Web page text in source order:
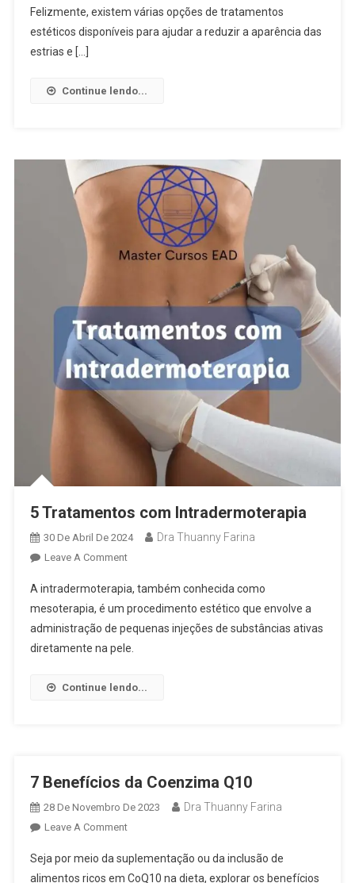
Felizmente, existem várias opções de tratamentos
estéticos disponíveis para ajudar a reduzir a aparência das
estrias e […]
Continue lendo...
5 Tratamentos com Intradermoterapia
30 De Abril De 2024 Dra Thuanny Farina
Leave A Comment
A intradermoterapia, também conhecida como
mesoterapia, é um procedimento estético que envolve a
administração de pequenas injeções de substâncias ativas
diretamente na pele.
Continue lendo...
7 Benefícios da Coenzima Q10
28 De Novembro De 2023 Dra Thuanny Farina
Leave A Comment
Seja por meio da suplementação ou da inclusão de
alimentos ricos em CoQ10 na dieta, explorar os benefícios